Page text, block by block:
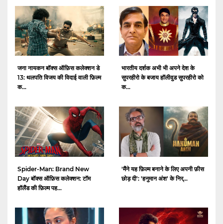
जना नायकन बॉक्स ऑफ़िस कलेक्शन डे
13: थलपति विजय की विदाई वाली फ़िल्म
क...
भारतीय दर्शक अभी भी अपने देश के
सुपरहीरो के बजाय हॉलीवुड सुपरहीरो को
क...
Spider-Man: Brand New
Day बॉक्स ऑफ़िस कलेक्शन: टॉम
हॉलैंड की फ़िल्म पह...
'मैंने यह फ़िल्म बनाने के लिए अपनी फ़ीस
छोड़ दी': 'हनुमान अंश' के निर्...